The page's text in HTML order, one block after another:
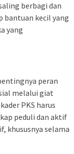
berbagi dan
bantuan kecil yang
yang
peran
melalui giat
PKS harus
peduli dan aktif
khususnya selama